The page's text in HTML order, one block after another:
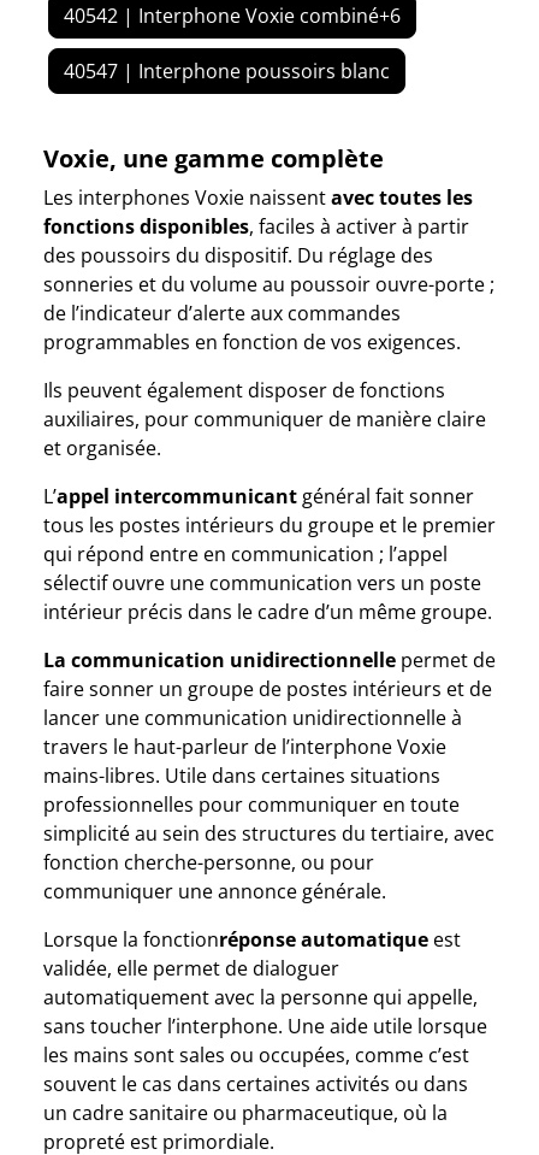
40542 | Interphone Voxie combiné+6
40547 | Interphone poussoirs blanc
Voxie, une gamme complète
Les interphones Voxie naissentavec toutes les
fonctions disponibles, faciles à activer à partir
des poussoirs du dispositif. Du réglage des
sonneries et du volume au poussoir ouvre-porte ;
de l’indicateur d’alerte aux commandes
programmables en fonction de vos exigences.
Ils peuvent également disposer de fonctions
auxiliaires, pour communiquer de manière claire
et organisée.
L’appel intercommunicant général fait sonner
tous les postes intérieurs du groupe et le premier
qui répond entre en communication ; l’appel
sélectif ouvre une communication vers un poste
intérieur précis dans le cadre d’un même groupe.
La communication unidirectionnelle permet de
faire sonner un groupe de postes intérieurs et de
lancer une communication unidirectionnelle à
travers le haut-parleur de l’interphone Voxie
mains-libres. Utile dans certaines situations
professionnelles pour communiquer en toute
simplicité au sein des structures du tertiaire, avec
fonction cherche-personne, ou pour
communiquer une annonce générale.
Lorsque la fonctionréponse automatique est
validée, elle permet de dialoguer
automatiquement avec la personne qui appelle,
sans toucher l’interphone. Une aide utile lorsque
les mains sont sales ou occupées, comme c’est
souvent le cas dans certaines activités ou dans
un cadre sanitaire ou pharmaceutique, où la
propreté est primordiale.